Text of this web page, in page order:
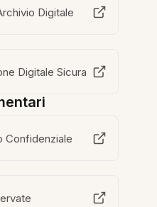
Digitale
Digitale Sicura
Confidenziale